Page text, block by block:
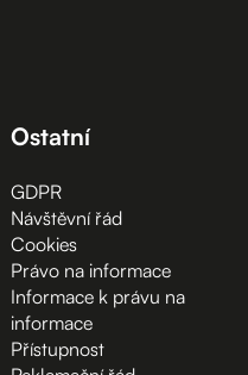
Ostatní
GDPR
Návštěvní řád
Cookies
Právo na informace
Informace k právu na
informace
Přístupnost